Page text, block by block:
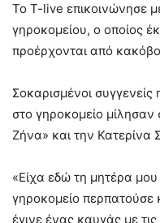
Το T-live επικοινώνησε
γηροκομείου, ο οποίος
προέρχονται από
Σοκαρισμένοι
στο γηροκομείο μίλησαν
Ζήνα» και την Κατερίνα
«Είχα εδώ τη μητέρα
γηροκομείο περπατούσε
έγινε ένας καυγάς με